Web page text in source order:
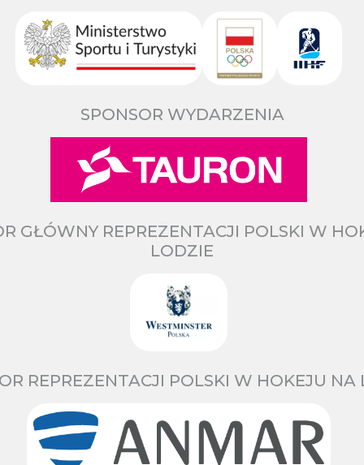
SPONSOR WYDARZENIA
GŁÓWNY REPREZENTACJI POLSKI W
LODZIE
REPREZENTACJI POLSKI W HOKEJU NA